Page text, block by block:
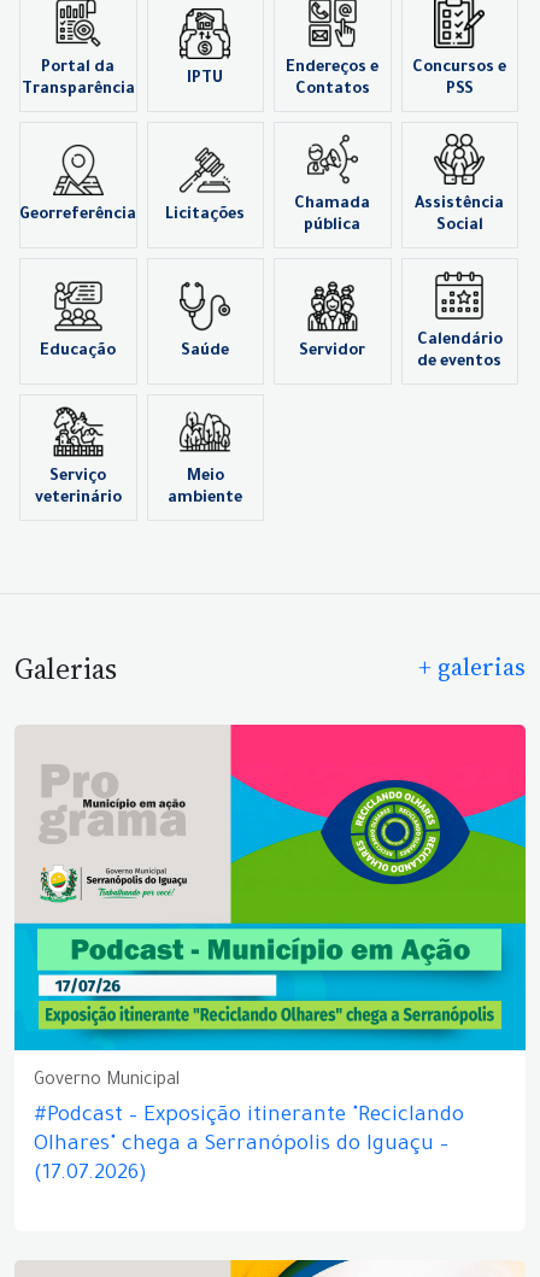
Portal da
Transparência
IPTU
Endereços e
Contatos
Concursos e
PSS
Georreferência Licitações
Chamada
pública
Assistência
Social
Educação Saúde Servidor
Calendário
de eventos
Serviço
veterinário
Meio
ambiente
Galerias + galerias
Governo Municipal
#Podcast – Exposição itinerante "Reciclando
Olhares" chega a Serranópolis do Iguaçu –
(17.07.2026)